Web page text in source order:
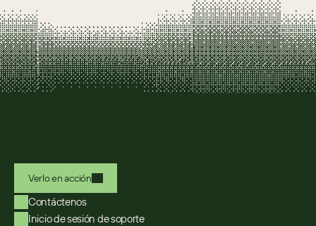
Verlo en acción
Contáctenos
Inicio de sesión de soporte